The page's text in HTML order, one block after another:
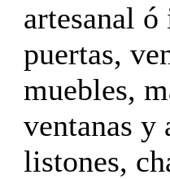
artesanal
puertas,
muebles,
ventanas y
listones,